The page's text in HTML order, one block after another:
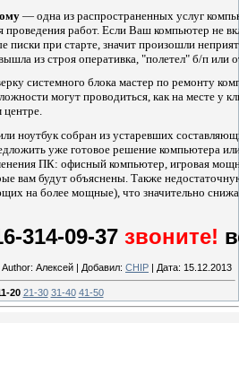
— одна из распространенных услуг
работ. Если Ваш компьютер не
писки при старте, значит произошли
из строя оперативка, "полетел" б/п или
системного блока мастер по ремонту
могут проводиться, как на месте у
центре.
ноутбук собран из устаревших
уже готовое решение компьютера
ПК: офисный компьютер, игровая
вам будут объяснены. Также
на более мощные), что значительно
314-09-37 звоните!
Author: Алексей | Добавил: CHIP | Дата: 15.12.2013
20 21-30 31-40 41-50